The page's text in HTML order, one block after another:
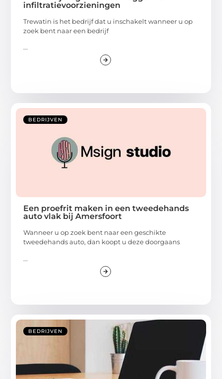
infiltratievoorzieningen
Trewatin is het bedrijf dat u inschakelt wanneer u op
zoek bent naar een bedrijf
...
BEDRIJVEN
Een proefrit maken in een tweedehands
auto vlak bij Amersfoort
Wanneer u op zoek bent naar een geschikte
tweedehands auto, dan koopt u deze doorgaans
...
BEDRIJVEN